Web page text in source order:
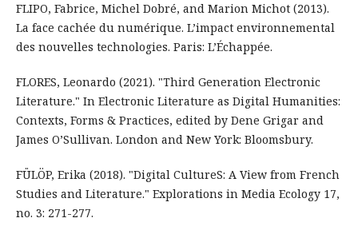
FLIPO, Fabrice, Michel Dobré, and Marion Michot (2013).
La face cachée du numérique. L’impact environnemental
des nouvelles technologies. Paris: L’Échappée.
FLORES, Leonardo (2021). "Third Generation Electronic
Literature." In Electronic Literature as Digital Humanities:
Contexts, Forms & Practices, edited by Dene Grigar and
James O’Sullivan. London and New York: Bloomsbury.
FÜLÖP, Erika (2018). "Digital CultureS: A View from French
Studies and Literature." Explorations in Media Ecology 17,
no. 3: 271-277.